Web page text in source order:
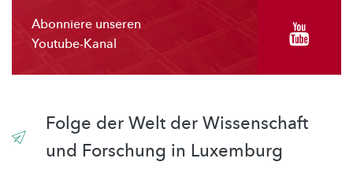
Abonniere unseren
Youtube-Kanal
Folge der Welt der Wissenschaft
und Forschung in Luxemburg